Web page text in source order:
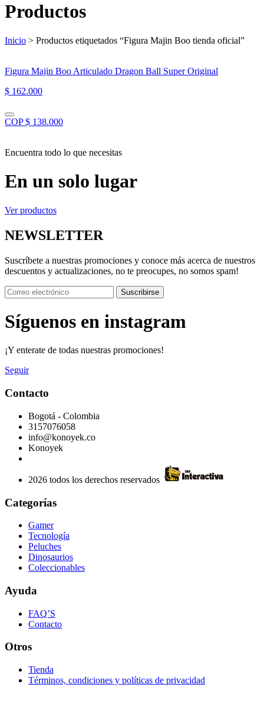
Productos
Inicio > Productos etiquetados “Figura Majin Boo tienda oficial”
Figura Majin Boo Articulado Dragon Ball Super Original
$ 162.000
COP $ 138.000
Encuentra todo lo que necesitas
En un solo lugar
Ver productos
NEWSLETTER
Suscríbete a nuestras promociones y conoce más acerca de nuestros
descuentos y actualizaciones, no te preocupes, no somos spam!
Suscribirse
Síguenos en instagram
¡Y enterate de todas nuestras promociones!
Seguir
Contacto
Bogotá - Colombia
3157076058
info@konoyek.co
Konoyek
2026 todos los derechos reservados
Categorías
Gamer
Tecnología
Peluches
Dinosaurios
Coleccionables
Ayuda
FAQ’S
Contacto
Otros
Tienda
Términos, condiciones y políticas de privacidad